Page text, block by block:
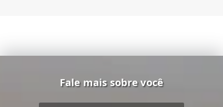
Fale mais sobre você